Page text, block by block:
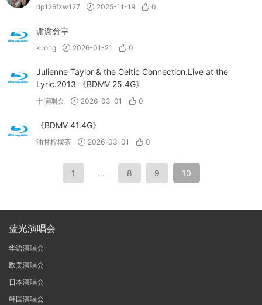
dp126fzw127 2025-11-19 0
谢谢分享
k..ong 2026-01-21 0
Julienne Taylor & the Celtic Connection.Live at the
Lyric.2013 《BDMV 25.4G》
十演唱会 2026-03-01 0
《BDMV 41.4G》
油甘柠檬茶 2026-03-01 0
1 … 8 9 10
蓝光演唱会
华语演唱会
欧美演唱会
日本演唱会
韩国演唱会